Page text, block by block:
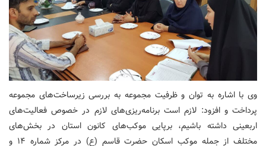
وی با اشاره به توان و ظرفیت مجموعه به بررسی زیرساخت‌های مجموعه
پرداخت و افزود: لازم است برنامه‌ریزی‌های لازم در خصوص فعالیت‌های
اربعینی داشته باشیم، برپایی موکب‌های کانون استان در بخش‌های
مختلف از جمله موکب اسکان حضرت قاسم (ع) در مرکز شماره ۱۴ و